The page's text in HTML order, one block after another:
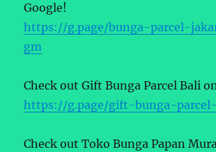
Google!
https://g.page/bunga-parcel-
gm
Check out Gift Bunga Parcel Bali
https://g.page/gift-bunga-
Check out Toko Bunga Papan